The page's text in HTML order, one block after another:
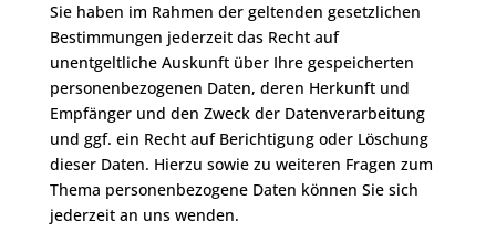
Sie haben im Rahmen der geltenden gesetzlichen
Bestimmungen jederzeit das Recht auf
unentgeltliche Auskunft über Ihre gespeicherten
personenbezogenen Daten, deren Herkunft und
Empfänger und den Zweck der Datenverarbeitung
und ggf. ein Recht auf Berichtigung oder Löschung
dieser Daten. Hierzu sowie zu weiteren Fragen zum
Thema personenbezogene Daten können Sie sich
jederzeit an uns wenden.